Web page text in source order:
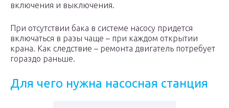
включения и выключения.
При отсутствии бака в системе насосу придется
включаться в разы чаще – при каждом открытии
крана. Как следствие – ремонта двигатель потребует
гораздо раньше.
Для чего нужна насосная станция